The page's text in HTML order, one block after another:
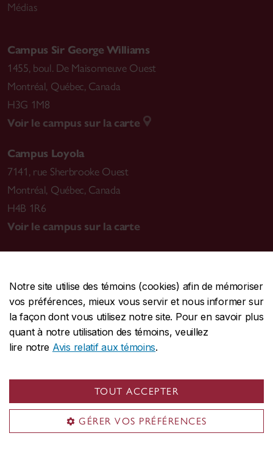
Notre site utilise des témoins (cookies) afin de mémoriser
vos préférences, mieux vous servir et nous informer sur
la façon dont vous utilisez notre site. Pour en savoir plus
quant à notre utilisation des témoins, veuillez
lire notre Avis relatif aux témoins.
TOUT ACCEPTER
GÉRER VOS PRÉFÉRENCES
Médias
Campus Sir George Williams
1455, boul. De Maisonneuve Ouest
Montréal, Québec, Canada
H3G 1M8
Voir le campus sur la carte
Campus Loyola
7141, rue Sherbrooke Ouest
Montréal, Québec, Canada
H4B 1R6
Voir le campus sur la carte
CENTRALE514-848-2424
URGENCE514-848-3717
Protection et prévention | Accessibilité | Confidentialité
Conditions d'utilisation |
© Université Concordia. Montréal, QC, Canada